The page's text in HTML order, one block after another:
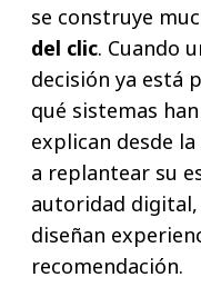
se construye
del clic. Cuando
decisión ya está
qué sistemas
explican desde
a replantear su
autoridad
diseñan
recomendación.